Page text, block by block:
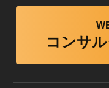
コンサ